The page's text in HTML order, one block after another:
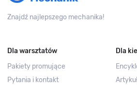
Znajdź najlepszego mechanika!
Dla warsztatów
Pakiety promujące
Pytania i kontakt
Dla